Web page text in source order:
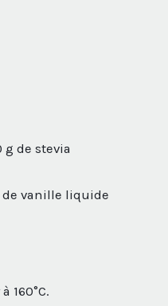
g de stevia
de vanille liquide
160°C.